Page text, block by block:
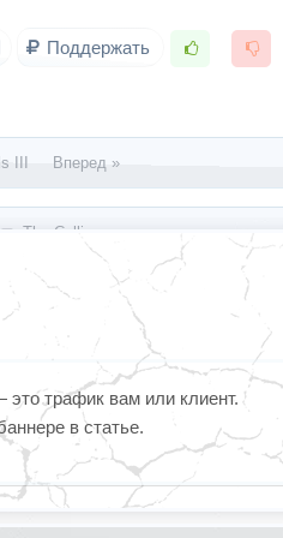
Поддержать
III Вперед »
The Culling
это трафик вам или клиент.
в статье.